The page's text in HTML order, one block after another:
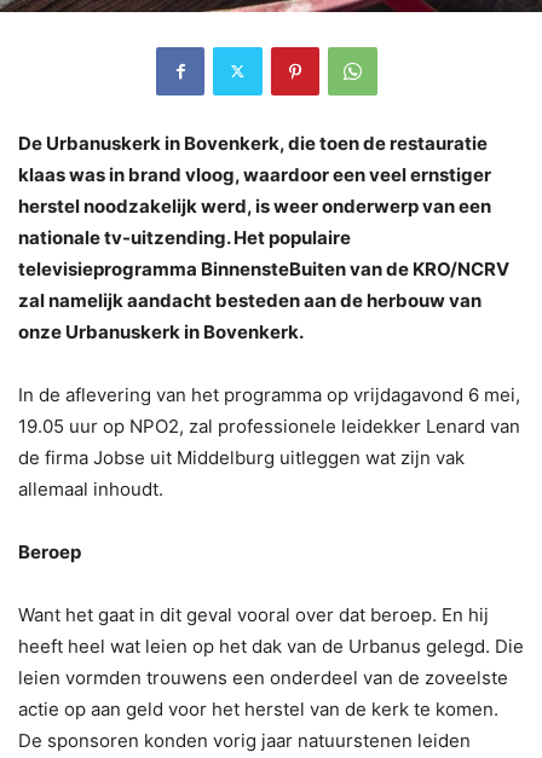
De Urbanuskerk in Bovenkerk, die toen de restauratie
klaas was in brand vloog, waardoor een veel ernstiger
herstel noodzakelijk werd, is weer onderwerp van een
nationale tv-uitzending. Het populaire
televisieprogramma BinnensteBuiten van de KRO/NCRV
zal namelijk aandacht besteden aan de herbouw van
onze Urbanuskerk in Bovenkerk.
In de aflevering van het programma op vrijdagavond 6 mei,
19.05 uur op NPO2, zal professionele leidekker Lenard van
de firma Jobse uit Middelburg uitleggen wat zijn vak
allemaal inhoudt.
Beroep
Want het gaat in dit geval vooral over dat beroep. En hij
heeft heel wat leien op het dak van de Urbanus gelegd. Die
leien vormden trouwens een onderdeel van de zoveelste
actie op aan geld voor het herstel van de kerk te komen.
De sponsoren konden vorig jaar natuurstenen leiden